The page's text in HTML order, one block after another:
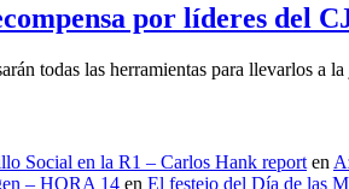
por líderes del
todas las herramientas para llevarlos a la
Social en la R1 – Carlos Hank report en
– HORA 14 en El festejo del Día de las